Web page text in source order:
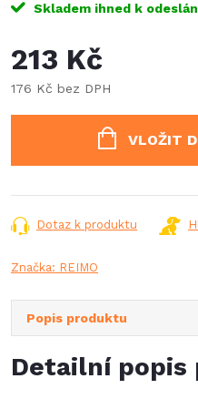
Skladem ihned k
213 Kč
176 Kč bez DPH
VLOŽIT
Dotaz k produktu
Značka: REIMO
Popis produktu
Detailní popis